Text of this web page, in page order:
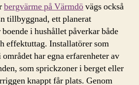
bergvärme på Värmdövägs också
tillbyggnad, ett planerat
i hushållet påverkar både
effektuttag. Installatörer som
har egna erfarenheter av
som sprickzoner i berget eller
knappt får plats. Genom